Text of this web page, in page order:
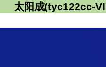
太阳成(tyc122cc-